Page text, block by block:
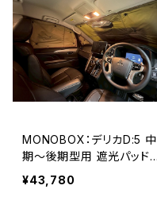
MONOBOX：デリカD:5 中
期〜後期型用 遮光パッド
フロント＋リアセット（1台
¥43,780